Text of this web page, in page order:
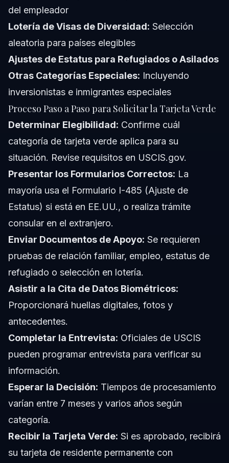
del empleador
Lotería de Visas de Diversidad: Selección
aleatoria para países elegibles
Ajustes de Estatus para Refugiados o Asilados
Otras Categorías Especiales: Incluyendo
inversionistas e inmigrantes especiales
Proceso Paso a Paso para Solicitar la Tarjeta Verde
Determinar Elegibilidad: Confirme cuál
categoría de tarjeta verde aplica para su
situación. Revise requisitos en USCIS.gov.
Presentar los Formularios Correctos: La
mayoría usa el Formulario I-485 (Ajuste de
Estatus) si está en EE.UU., o realiza trámite
consular en el extranjero.
Enviar Documentos de Apoyo: Se requieren
pruebas de relación familiar, empleo, estatus de
refugiado o selección en lotería.
Asistir a la Cita de Datos Biométricos:
Proporcionará huellas digitales, fotos y
antecedentes.
Completar la Entrevista: Oficiales de USCIS
pueden programar entrevista para verificar su
información.
Esperar la Decisión: Tiempos de procesamiento
varían entre 7 meses y varios años según
categoría.
Recibir la Tarjeta Verde: Si es aprobado, recibirá
su tarjeta de residente permanente con